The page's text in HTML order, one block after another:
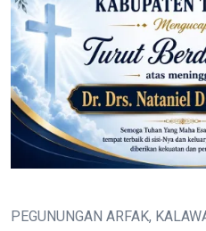
PEGUNUNGAN ARFAK,